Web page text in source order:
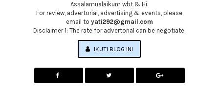
Assalamualaikum wbt & Hi.
For review, advertorial, advertising & events, please
email to yati292@gmail.com
Disclaimer 1: The rate for advertorial can be negotiate.
IKUTI BLOG INI